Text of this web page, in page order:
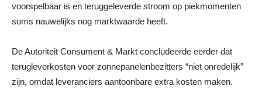
voorspelbaar is en teruggeleverde stroom op piekmomenten
soms nauwelijks nog marktwaarde heeft.
De Autoriteit Consument & Markt concludeerde eerder dat
terugleverkosten voor zonnepanelenbezitters “niet onredelijk”
zijn, omdat leveranciers aantoonbare extra kosten maken.